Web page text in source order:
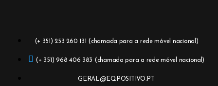
(+ 351) 253 260 131 (chamada para a rede móvel nacional)
(+ 351) 968 406 383 (chamada para a rede móvel nacional)
GERAL@EQPOSITIVO.PT